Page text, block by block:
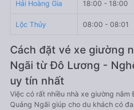
Hải Hoàng Gia 18:00 - 18:00
Lộc Thủy 08:00 - 08:01
Cách đặt vé xe giường
Ngãi từ Đô Lương -
uy tín nhất
Việc có rất nhiều nhà xe giường nằm
Quảng Ngãi giúp cho du khách có